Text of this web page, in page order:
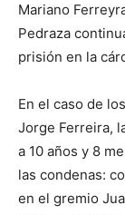
Mariano
Pedraza
prisión en la
En el caso de
Jorge Ferreira,
a 10 años y 8
las condenas:
en el gremio